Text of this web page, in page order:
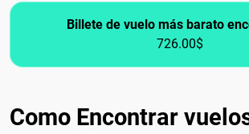
Billete de vuelo más barato
726.00$
Como Encontrar